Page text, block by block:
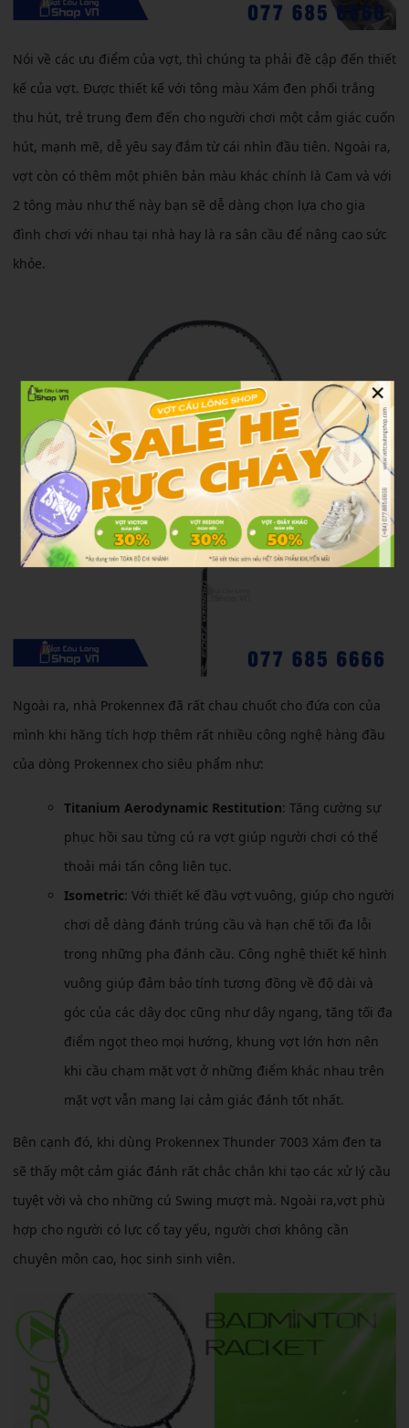
Nói về các ưu điểm của vợt, thì chúng ta phải đề cập đến thiết
kế của vợt. Được thiết kế với tông màu Xám đen phối trắng
thu hút, trẻ trung đem đến cho người chơi một cảm giác cuốn
hút, mạnh mẽ, dễ yêu say đắm từ cái nhìn đầu tiên. Ngoài ra,
vợt còn có thêm một phiên bản màu khác chính là Cam và với
2 tông màu như thế này bạn sẽ dễ dàng chọn lựa cho gia
đình chơi với nhau tại nhà hay là ra sân cầu để nâng cao sức
khỏe.
Ngoài ra, nhà Prokennex đã rất chau chuốt cho đứa con của
mình khi hãng tích hợp thêm rất nhiều công nghệ hàng đầu
của dòng Prokennex cho siêu phẩm như:
Titanium Aerodynamic Restitution: Tăng cường sự
phục hồi sau từng cú ra vợt giúp người chơi có thể
thoải mái tấn công liên tục.
Isometric: Với thiết kế đầu vợt vuông, giúp cho người
chơi dễ dàng đánh trúng cầu và hạn chế tối đa lỗi
trong những pha đánh cầu. Công nghệ thiết kế hình
vuông giúp đảm bảo tính tương đồng về độ dài và
góc của các dây dọc cũng như dây ngang, tăng tối đa
điểm ngọt theo mọi hướng, khung vợt lớn hơn nên
khi cầu chạm mặt vợt ở những điểm khác nhau trên
mặt vợt vẫn mang lại cảm giác đánh tốt nhất.
Bên cạnh đó, khi dùng Prokennex Thunder 7003 Xám đen ta
sẽ thấy một cảm giác đánh rất chắc chắn khi tạo các xử lý cầu
tuyệt vời và cho những cú Swing mượt mà. Ngoài ra,vợt phù
hợp cho người có lực cổ tay yếu, người chơi không cần
chuyên môn cao, học sinh sinh viên.
×